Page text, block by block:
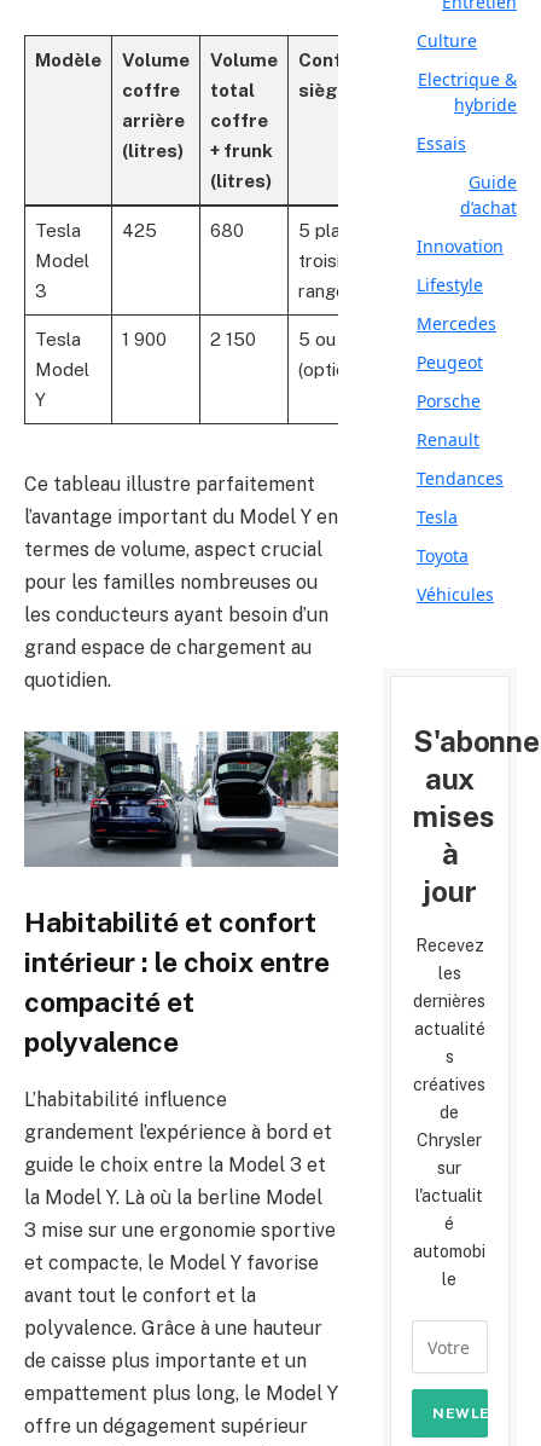
Modèle
Volume
coffre
arrière
(litres)
Volume
total
coffre
+ frunk
(litres)
Configuration
sièges
Tesla
Model
3
425 680
5 places, sans
troisième
rangée
Tesla
Model
Y
1 900 2 150
5 ou 7 places
(optionnelle)
Ce tableau illustre parfaitement
l’avantage important du Model Y en
termes de volume, aspect crucial
pour les familles nombreuses ou
les conducteurs ayant besoin d’un
grand espace de chargement au
quotidien.
Habitabilité et confort
intérieur : le choix entre
compacité et
polyvalence
L’habitabilité influence
grandement l’expérience à bord et
guide le choix entre la Model 3 et
la Model Y. Là où la berline Model
3 mise sur une ergonomie sportive
et compacte, le Model Y favorise
avant tout le confort et la
polyvalence. Grâce à une hauteur
de caisse plus importante et un
empattement plus long, le Model Y
offre un dégagement supérieur
Culture
Electrique &
hybride
Essais
Guide
d’achat
Innovation
Lifestyle
Mercedes
Peugeot
Porsche
Renault
Tendances
Tesla
Toyota
Véhicules
aux
mises
à
jour
Recevez
les
dernières
actualité
s
créatives
de
Chrysler
sur
l'actualit
é
automobi
le